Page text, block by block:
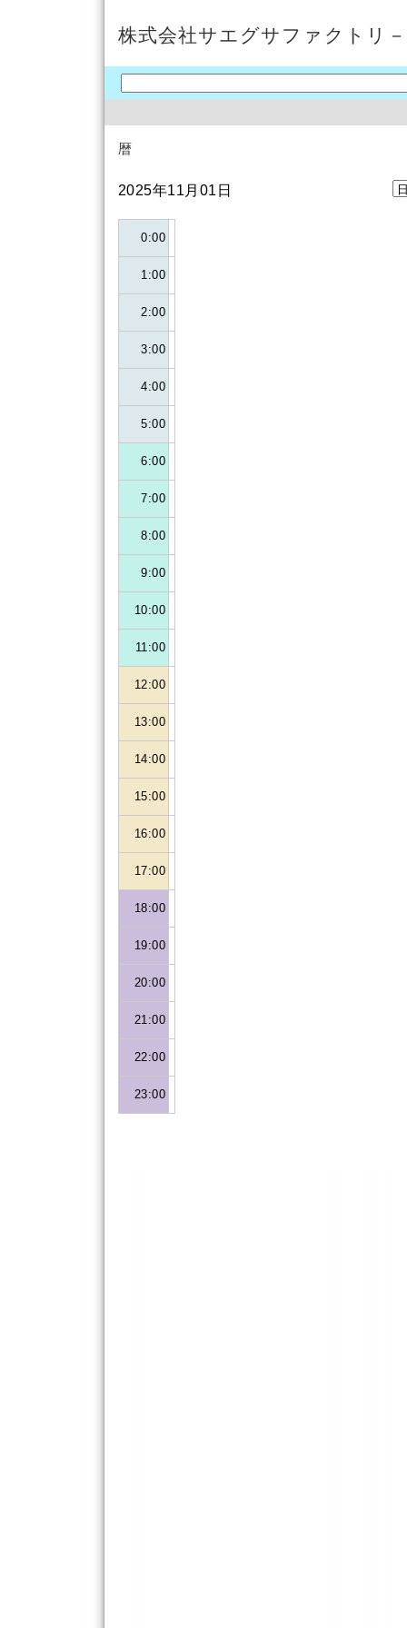
株式会社サエグサファクトリ－
暦
2025年11月01日
0:00
1:00
2:00
3:00
4:00
5:00
6:00
7:00
8:00
9:00
10:00
11:00
12:00
13:00
14:00
15:00
16:00
17:00
18:00
19:00
20:00
21:00
22:00
23:00